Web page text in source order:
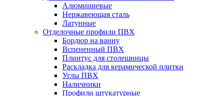
Алюминиевые
Нержавеющая сталь
Латунные
Отделочные профили ПВХ
Бордюр на ванну
Вспененный ПВХ
Плинтус для столешницы
Раскладка для керамической плитки
Углы ПВХ
Наличники
Профили штукатурные